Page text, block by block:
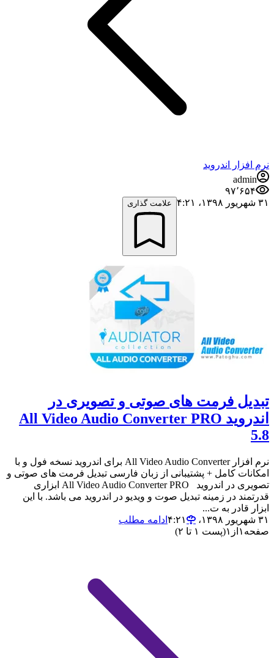
نرم افزار اندروید
admin
۹۷٬۶۵۴
۳۱ شهریور ۱۳۹۸،‏ ۴:۲۱
علامت گذاری
تبدیل فرمت های صوتی و تصویری در
اندروید All Video Audio Converter PRO
5.8
نرم افزار All Video Audio Converter برای اندروید نسخه فول و با
امکانات کامل + پشتیبانی از زبان فارسی تبدیل فرمت های صوتی و
تصویری در اندروید All Video Audio Converter PRO ابزاری
قدرتمند در زمینه تبدیل صوت و ویدیو در اندروید می باشد. با این
ابزار قادر به ت...
۳۱ شهریور ۱۳۹۸،‏ ۴:۲۱
ادامه مطلب
صفحه ۱ از ۱(پست ۱ تا ۲)